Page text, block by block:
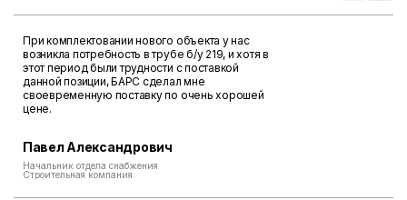
При комплектовании нового объекта у нас
возникла потребность в трубе б/у 219, и хотя в
этот период были трудности с поставкой
данной позиции, БАРС сделал мне
своевременную поставку по очень хорошей
цене.
Павел Александрович
Начальник отдела снабжения
Строительная компания